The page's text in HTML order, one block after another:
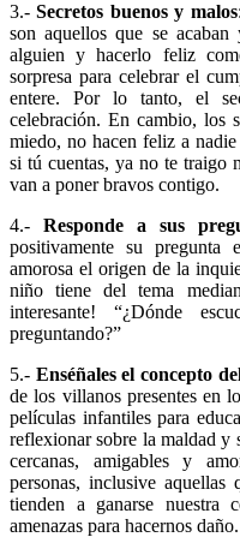
3.-Secretos buenos y malos
son aquellos que se
alguien y hacerlo feliz
sorpresa para celebrar el
entere. Por lo tanto, el
celebración. En cambio, los
miedo, no hacen feliz a
si tú cuentas, ya no te traigo
van a poner bravos contigo.
4.- Responde a sus
positivamente su pregunta
amorosa el origen de la
niño tiene del tema
interesante! “¿Dónde
preguntando?”
5.- Enséñales el concepto
de los villanos presentes en
películas infantiles para
reflexionar sobre la maldad y
cercanas, amigables y
personas, inclusive
tienden a ganarse nuestra
amenazas para hacernos daño.